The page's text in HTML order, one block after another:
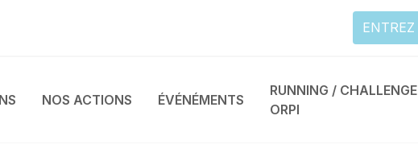
NOS ACTIONS ÉVÉNÉMENTS
RUNNING / CHALLENGE
ORPI